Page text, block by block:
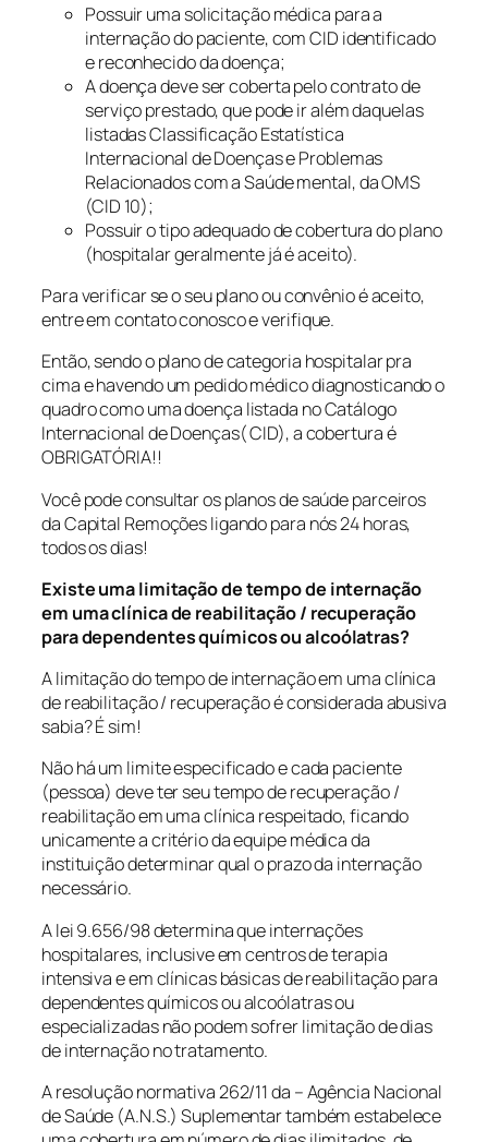
Possuir uma solicitação médica para a
internação do paciente, com CID identificado
e reconhecido da doença;
A doença deve ser coberta pelo contrato de
serviço prestado, que pode ir além daquelas
listadas Classificação Estatística
Internacional de Doenças e Problemas
Relacionados com a Saúde mental, da OMS
(CID 10);
Possuir o tipo adequado de cobertura do plano
(hospitalar geralmente já é aceito).
Para verificar se o seu plano ou convênio é aceito,
entre em contato conosco e verifique.
Então, sendo o plano de categoria hospitalar pra
cima e havendo um pedido médico diagnosticando o
quadro como uma doença listada no Catálogo
Internacional de Doenças( CID), a cobertura é
OBRIGATÓRIA!!
Você pode consultar os planos de saúde parceiros
da Capital Remoções ligando para nós 24 horas,
todos os dias!
Existe uma limitação de tempo de internação
em uma clínica de reabilitação / recuperação
para dependentes químicos ou alcoólatras?
A limitação do tempo de internação em uma clínica
de reabilitação / recuperação é considerada abusiva
sabia? É sim!
Não há um limite especificado e cada paciente
(pessoa) deve ter seu tempo de recuperação /
reabilitação em uma clínica respeitado, ficando
unicamente a critério da equipe médica da
instituição determinar qual o prazo da internação
necessário.
A lei 9.656/98 determina que internações
hospitalares, inclusive em centros de terapia
intensiva e em clínicas básicas de reabilitação para
dependentes químicos ou alcoólatras ou
especializadas não podem sofrer limitação de dias
de internação no tratamento.
A resolução normativa 262/11 da – Agência Nacional
de Saúde (A.N.S.) Suplementar também estabelece